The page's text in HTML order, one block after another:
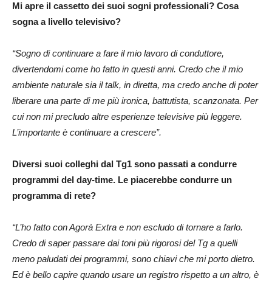
Mi apre il cassetto dei suoi sogni professionali? Cosa
sogna a livello televisivo?
“Sogno di continuare a fare il mio lavoro di conduttore,
divertendomi come ho fatto in questi anni. Credo che il mio
ambiente naturale sia il talk, in diretta, ma credo anche di poter
liberare una parte di me più ironica, battutista, scanzonata. Per
cui non mi precludo altre esperienze televisive più leggere.
L’importante è continuare a crescere”.
Diversi suoi colleghi dal Tg1 sono passati a condurre
programmi del day-time. Le piacerebbe condurre un
programma di rete?
“L’ho fatto con Agorà Extra e non escludo di tornare a farlo.
Credo di saper passare dai toni più rigorosi del Tg a quelli
meno paludati dei programmi, sono chiavi che mi porto dietro.
Ed è bello capire quando usare un registro rispetto a un altro, è